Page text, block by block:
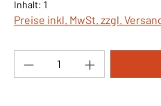
Inhalt: 1
Preise inkl. MwSt. zzgl.
Produkt Anzahl: Gib